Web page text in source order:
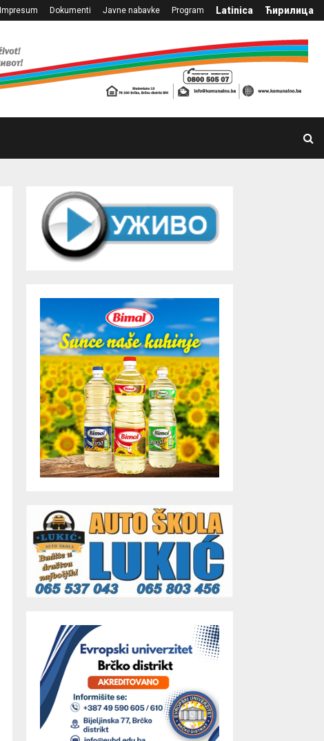
Impresum Dokumenti Javne nabavke Program Latinica Ћирилица